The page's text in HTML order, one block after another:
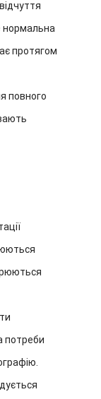
нормальна
протягом
повного
потреби